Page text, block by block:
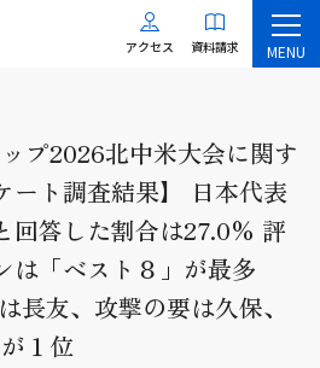
アクセス 資料請求 MENU
プ2026北中米大会に関す
ート調査結果】 日本代表
回答した割合は27.0% 評
は「ベスト８」が最多
長友、攻撃の要は久保、
１位